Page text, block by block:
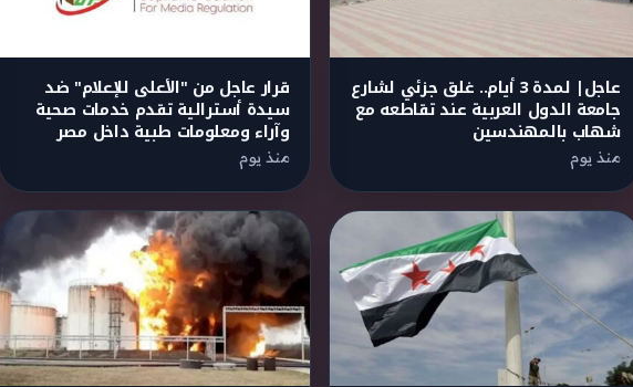
عاجل| لمدة 3 أيام.. غلق جزئي لشارع
جامعة الدول العربية عند تقاطعه مع
شهاب بالمهندسين
منذ يوم
قرار عاجل من "الأعلى للإعلام" ضد
سيدة أسترالية تقدم خدمات صحية
وآراء ومعلومات طبية داخل مصر
منذ يوم